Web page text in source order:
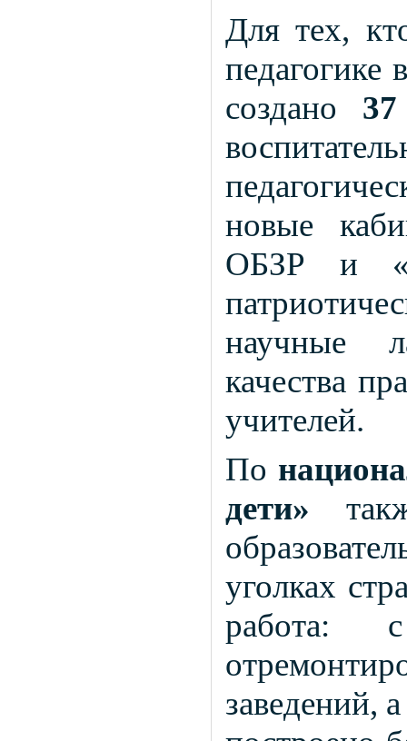
Для тех,
педагогике
создано 37
новые
ОБЗР и
научные
качества
учителей.
По
дети»
уголках
работа:
заведений,